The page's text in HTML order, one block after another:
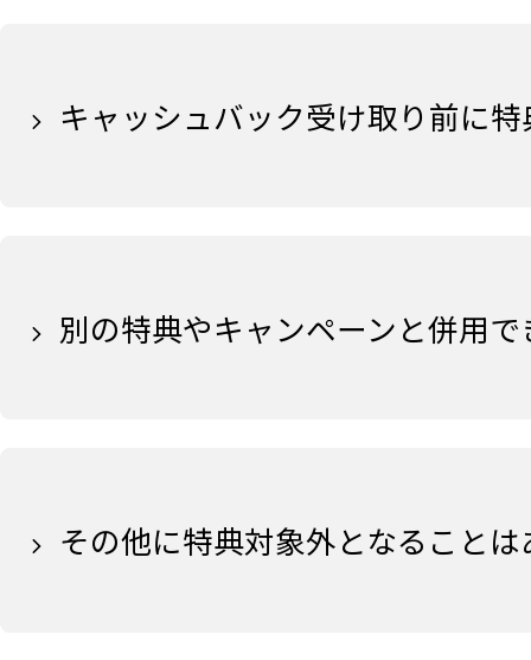
キャッシュバック受け取り前に
別の特典やキャンペーンと併用
その他に特典対象外となること